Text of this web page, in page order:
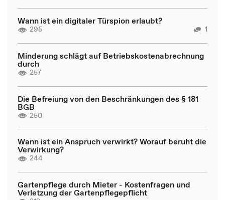
Wann ist ein digitaler Türspion erlaubt?
295 1
Minderung schlägt auf Betriebskostenabrechnung
durch
257
Die Befreiung von den Beschränkungen des § 181
BGB
250
Wann ist ein Anspruch verwirkt? Worauf beruht die
Verwirkung?
244
Gartenpflege durch Mieter - Kostenfragen und
Verletzung der Gartenpflegepflicht